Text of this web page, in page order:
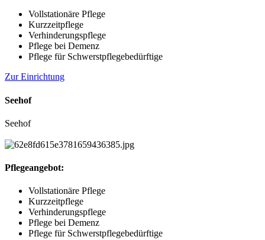
Vollstationäre Pflege
Kurzzeitpflege
Verhinderungspflege
Pflege bei Demenz
Pflege für Schwerstpflegebedürftige
Zur Einrichtung
Seehof
Seehof
Pflegeangebot:
Vollstationäre Pflege
Kurzzeitpflege
Verhinderungspflege
Pflege bei Demenz
Pflege für Schwerstpflegebedürftige